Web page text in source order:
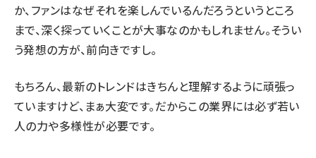
か、ファンはなぜそれを楽しんでいるんだろうというところ
まで、深く探っていくことが大事なのかもしれません。そうい
う発想の方が、前向きですし。
もちろん、最新のトレンドはきちんと理解するように頑張っ
ていますけど、まぁ大変です。だからこの業界には必ず若い
人の力や多様性が必要です。